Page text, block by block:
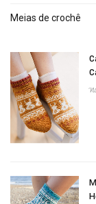
Meias de crochê